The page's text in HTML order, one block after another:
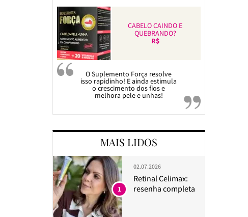
CABELO CAINDO E
QUEBRANDO?
R$
O Suplemento Força resolve
isso rapidinho! E ainda estimula
o crescimento dos fios e
melhora pele e unhas!
MAIS LIDOS
02.07.2026
Retinal Celimax:
resenha completa
1